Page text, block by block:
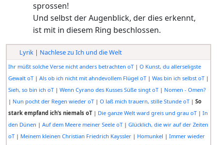
sprossen!
Und selbst der Augenblick, der dies erkennt,
ist mit in diesem Ring beschlossen.
Lyrik| Nachlese zu Ich und die Welt
Ihr müßt solche Verse nicht anders betrachten oT| O Kunst, du allerseligste
Gewalt oT| Als ob ich nicht mit ahndevollem Flügel oT| Was bin ich selbst oT|
Sieh, so bin ich oT| Wenn Cyrano des Kusses Süße singt oT| Nomen - Omen?
| Nun pocht der Regen wieder oT| O laß mich trauern, stille Stunde oT| So
stark empfand ich’s niemals oT| Die ganze Welt ward greis und grau oT| In
den Dünen | Auf dem Meere meiner Seele oT| Glücklich, die wir auf der Zeiten
oT| Meinem kleinen Christian Friedrich Kayssler| Homunkel | Immer wieder